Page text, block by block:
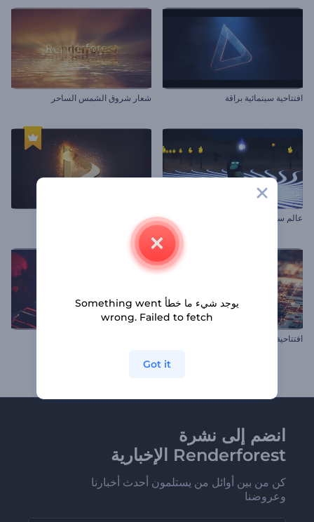
افتتاحية سينمائية براقة شعار شروق الشمس الساحر
عالم سحري بتصميم ماينكرافت شعار اللحام الملهم
افتتاحية تقنية العملات المشفرة
انضم إلى نشرة
Renderforest الإخبارية
كن من بين أوائل من يستلمون أحدث أخبارنا
وعروضنا
يوجد شيء ما خطأ Something went
wrong. Failed to fetch
Got it